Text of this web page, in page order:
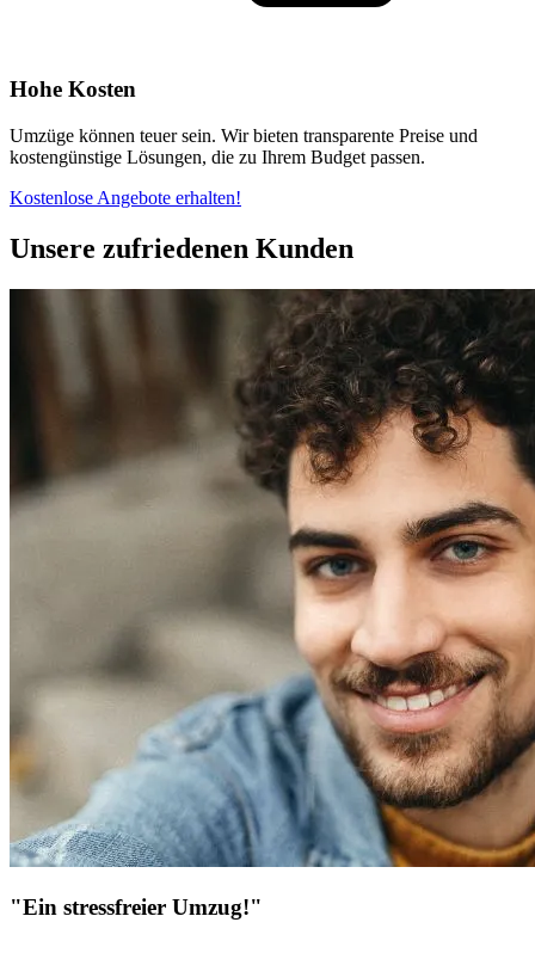
Hohe Kosten
Umzüge können teuer sein. Wir bieten transparente Preise und
kostengünstige Lösungen, die zu Ihrem Budget passen.
Kostenlose Angebote erhalten!
Unsere zufriedenen Kunden
"Ein stressfreier Umzug!"